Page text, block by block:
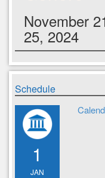
November
25, 2024
Schedule
1
JAN